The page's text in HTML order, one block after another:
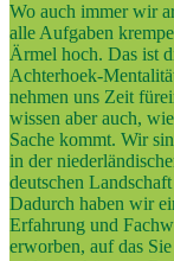
Wo auch immer wir
alle Aufgaben
Ärmel hoch. Das ist
Achterhoek-
nehmen uns Zeit
wissen aber auch,
Sache kommt. Wir
in der
deutschen
Dadurch haben wir
Erfahrung und
erworben, auf das